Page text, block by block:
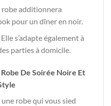
robe additionnera
pour un dîner en noir.
s’adapte également à
parties à domicile.
De Soirée Noire Et
une robe qui vous sied